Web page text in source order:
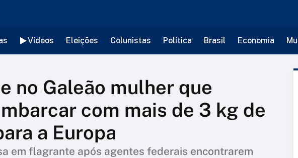
Vídeos Eleições Colunistas Política Brasil Economia
no Galeão mulher que
com mais de 3 kg de
a Europa
em flagrante após agentes federais encontrarem